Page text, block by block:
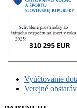
Vyúčtovanie
Verejné